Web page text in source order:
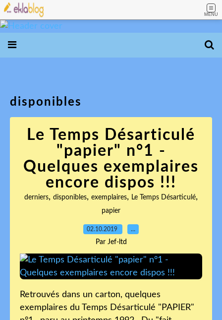
MENU
disponibles
Le Temps Désarticulé
"papier" n°1 -
Quelques exemplaires
encore dispos !!!
derniers, disponibles, exemplaires, Le Temps Désarticulé,
papier
02.10.2019 …
Par Jef-ltd
Retrouvés dans un carton, quelques
exemplaires du Temps Désarticulé "PAPIER"